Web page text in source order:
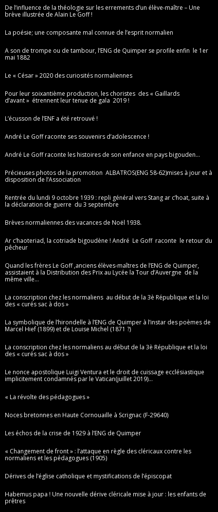
De l’influence de la théologie sur les errements d’un élève-maître – Une
brève illustrée de Alain Le Goff !
La poésie; une composante mal connue de l’esprit normalien
A son de trompe ou de tambour, l’ENG de Quimper se profile enfin le 1er
mai 1882
Le « César » 2020 des curiosités normaliennes
Pour leur soixantième production, les choristes des « Gaillards
d’avant » étrennent leur tenue de gala 2019 !
L’écusson de l’ENF a été retrouvé !
André Le Goff raconte ses souvenirs d’adolescence !
André Le Goff raconte les histoires de son enfance en pays bigouden…
Précieuses photos de la promotion ALBATROS(ENG 58-62)mises à jour et à
disposition de l’Association
Rentrée du lundi 9 octobre 1939 : repli général vers Stang ar c’hoat, suite à
la déclaration de guerre du 3 septembre
Brèves normaliennes des vacances de Noël 1938.
Ar c’haoteriad, la cotriade bigoudène ! André Le Goff raconte le retour du
pêcheur
Quand les frères Le Goff ,anciens élèves-maîtres de l’ENG de Quimper,
assistaient à la Distribution des Prix au Lycée la Tour d’Auvergne de la
même ville…
La conscription chez les normaliens au début de la 3è République et la loi
des « curés sac à dos »
La symbolique de l’hirondelle à l’ENG de Quimper à l’instar des poèmes de
Marcel Hief (1899) et de Louise Michel (1871 ?)
La conscription chez les normaliens au début de la 3è République et la loi
des « curés sac à dos »
Le nonce apostolique Luigi Ventura et le droit de cuissage ecclésiastique
implicitement condamnés par le Vatican(juillet 2019)…
« La révolte des pédagogues »
Noces bretonnes en Haute Cornouaille à Scrignac (F-29640)
Les échos de la crise de 1929 à l’ENG de Quimper
« Changement de front » : l’attaque en règle des cléricaux contre les
normaliens et les pédagogues (1905)
Dérives de l’église catholique et mystifications de l’épiscopat
Habemus papa ! Une nouvelle dérive cléricale mise à jour : les enfants de
prêtres